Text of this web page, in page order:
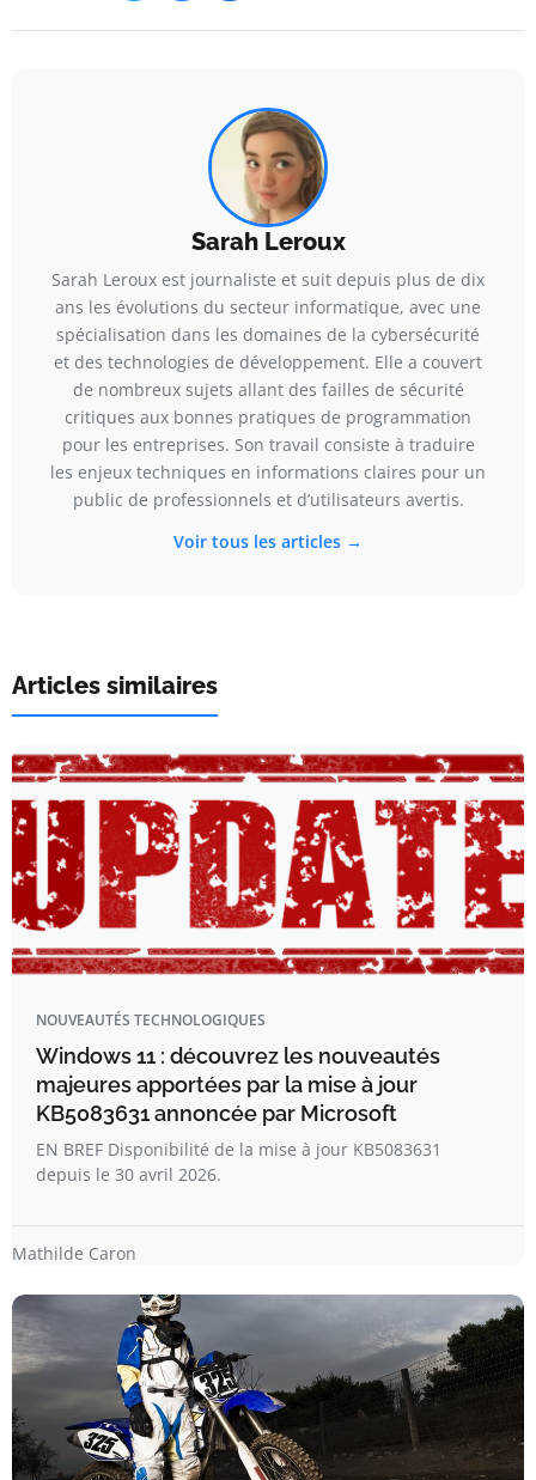
Sarah Leroux
Sarah Leroux est journaliste et suit depuis plus de dix
ans les évolutions du secteur informatique, avec une
spécialisation dans les domaines de la cybersécurité
et des technologies de développement. Elle a couvert
de nombreux sujets allant des failles de sécurité
critiques aux bonnes pratiques de programmation
pour les entreprises. Son travail consiste à traduire
les enjeux techniques en informations claires pour un
public de professionnels et d’utilisateurs avertis.
Voir tous les articles →
Articles similaires
NOUVEAUTÉS TECHNOLOGIQUES
Windows 11 : découvrez les nouveautés
majeures apportées par la mise à jour
KB5083631 annoncée par Microsoft
EN BREF Disponibilité de la mise à jour KB5083631
depuis le 30 avril 2026.
Mathilde Caron